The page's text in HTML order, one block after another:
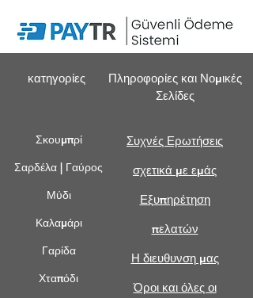
κατηγορίες
Σκουμπρί
Σαρδέλα | Γαύρος
Μύδι
Καλαμάρι
Γαρίδα
Χταπόδι
Πληροφορίες και Νομικές
Σελίδες
Συχνές Ερωτήσεις
σχετικά με εμάς
Εξυπηρέτηση
πελατών
Η διευθυνση μας
Όροι και όλες οι